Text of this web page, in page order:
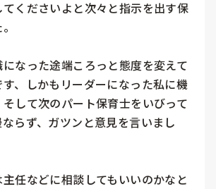
くださいよと次々と指示を出す保
なった途端ころっと態度を変えて
、しかもリーダーになった私に機
して次のパート保育士をいびって
らず、ガツンと意見を言いまし
任などに相談してもいいのかなと